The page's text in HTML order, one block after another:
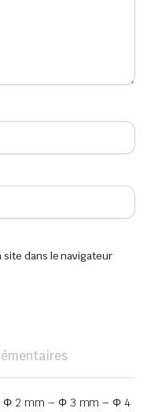
site dans le navigateur
2 mm – Φ 3 mm – Φ 4